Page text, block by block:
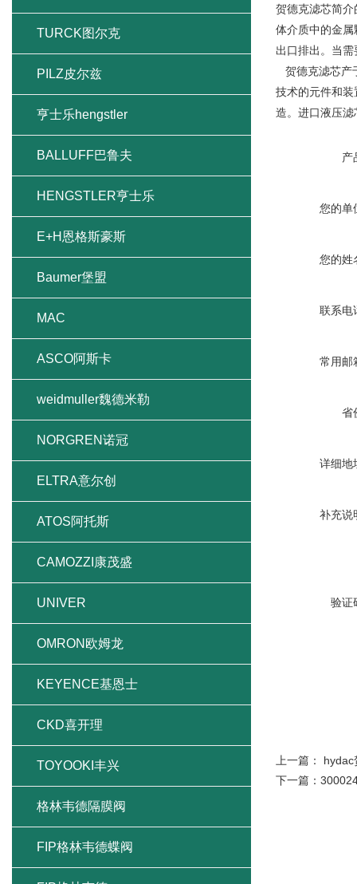
贺德克滤芯简
体介质中的金
出口排出。当
贺德克滤芯产
技术的元件和
造。进口液压
产
您的单
您的姓
联系电
常用邮
省
详细地
补充说
验证
上一篇： hydac
下一篇：
TURCK图尔克
PILZ皮尔兹
亨士乐hengstler
BALLUFF巴鲁夫
HENGSTLER亨士乐
E+H恩格斯豪斯
Baumer堡盟
MAC
ASCO阿斯卡
weidmuller魏德米勒
NORGREN诺冠
ELTRA意尔创
ATOS阿托斯
CAMOZZI康茂盛
UNIVER
OMRON欧姆龙
KEYENCE基恩士
CKD喜开理
TOYOOKI丰兴
格林韦德隔膜阀
FIP格林韦德蝶阀